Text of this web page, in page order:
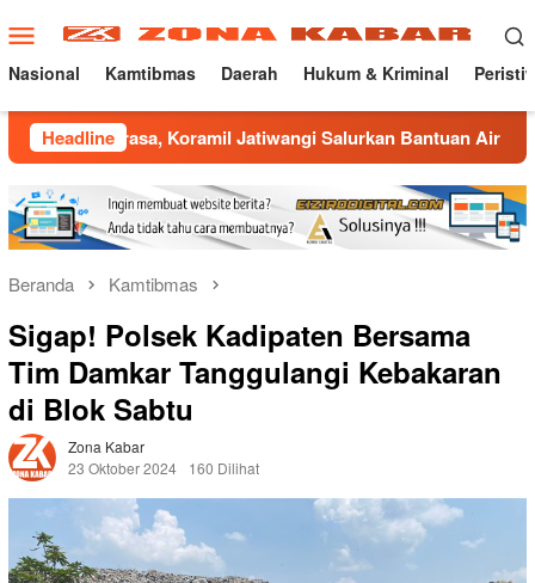
ke
konten
Menu
Mobile
Nasional Kamtibmas Daerah Hukum & Kriminal
Headline
Koramil Jatiwangi Salurkan Bantuan Air Bersih untuk
Beranda Kamtibmas
Sigap! Polsek Kadipaten Bersama
Tim Damkar Tanggulangi Kebakaran
di Blok Sabtu
Zona Kabar
23 Oktober 2024
160 Dilihat